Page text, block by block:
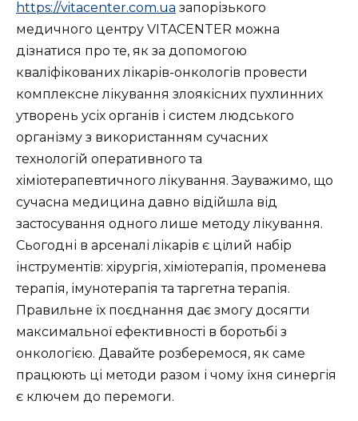
https://vitacenter.com.ua запорізького
медичного центру VITACENTER можна
дізнатися про те, як за допомогою
кваліфікованих лікарів-онкологів провести
комплексне лікування злоякісних пухлинних
утворень усіх органів і систем людського
організму з використанням сучасних
технологій оперативного та
хіміотерапевтичного лікування. Зауважимо, що
сучасна медицина давно відійшла від
застосування одного лише методу лікування.
Сьогодні в арсеналі лікарів є цілий набір
інструментів: хірургія, хіміотерапія, променева
терапія, імунотерапія та таргетна терапія.
Правильне їх поєднання дає змогу досягти
максимальної ефективності в боротьбі з
онкологією. Давайте розберемося, як саме
працюють ці методи разом і чому їхня синергія
є ключем до перемоги.